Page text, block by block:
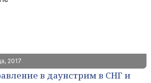
2017
в даунстрим в СНГ и